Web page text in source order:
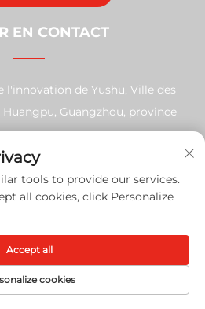
EN CONTACT
l'innovation de Yushu, Ville des
Guangzhou, province
+86-17585526413
protected]
Xinshengchu Office Equipment
Politique de confidentialité
tools to provide our services.
all cookies, click Personalize
cookies
Accept all